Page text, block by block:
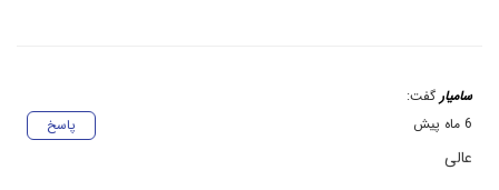
سامیار گفت:
پاسخ
6 ماه پیش
عالی